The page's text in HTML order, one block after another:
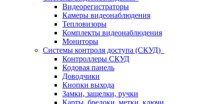
Видеорегистраторы
Камеры видеонаблюдения
Тепловизоры
Комплекты видеонаблюдения
Мониторы
Системы контроля доступа (СКУД)
Контроллеры СКУД
Кодовая панель
Доводчики
Кнопки выхода
Замки, защелки, ручки
Карты, брелоки, метки, ключи